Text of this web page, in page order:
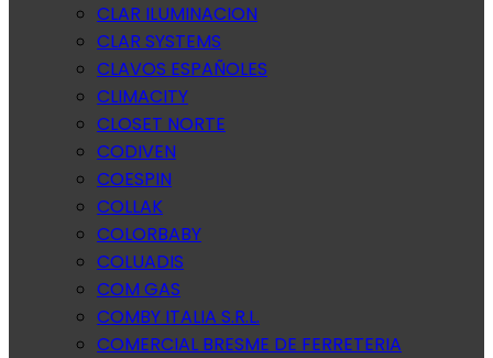
CLAR ILUMINACION
CLAR SYSTEMS
CLAVOS ESPAÑOLES
CLIMACITY
CLOSET NORTE
CODIVEN
COESPIN
COLLAK
COLORBABY
COLUADIS
COM GAS
COMBY ITALIA S.R.L.
COMERCIAL BRESME DE FERRETERIA